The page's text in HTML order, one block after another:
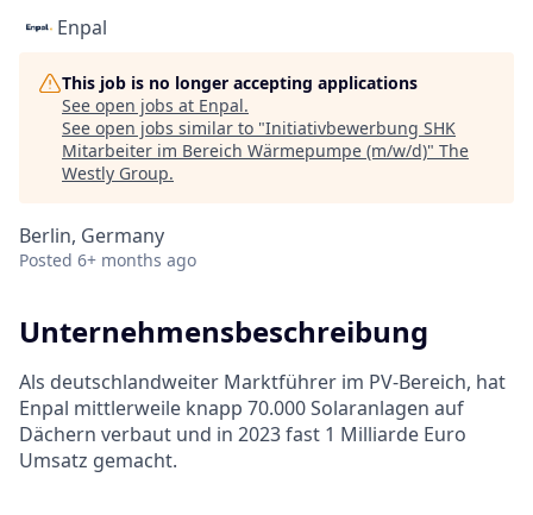
Enpal
This job is no longer accepting applications
See open jobs at Enpal.
See open jobs similar to "Initiativbewerbung SHK
Mitarbeiter im Bereich Wärmepumpe (m/w/d)" The
Westly Group.
Berlin, Germany
Posted 6+ months ago
Unternehmensbeschreibung
Als deutschlandweiter Marktführer im PV-Bereich, hat
Enpal mittlerweile knapp 70.000 Solaranlagen auf
Dächern verbaut und in 2023 fast 1 Milliarde Euro
Umsatz gemacht.